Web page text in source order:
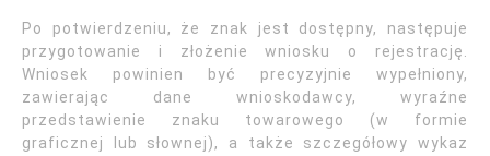
Po potwierdzeniu, że znak jest dostępny, następuje
przygotowanie i złożenie wniosku o rejestrację.
Wniosek powinien być precyzyjnie wypełniony,
zawierając dane wnioskodawcy, wyraźne
przedstawienie znaku towarowego (w formie
graficznej lub słownej), a także szczegółowy wykaz